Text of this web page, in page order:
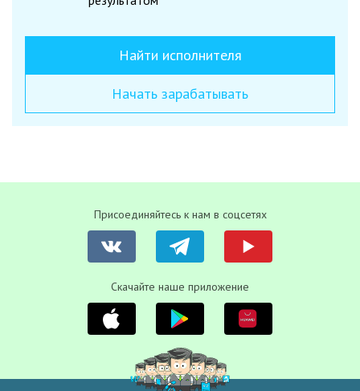
Найти исполнителя
Начать зарабатывать
Присоединяйтесь к нам в соцсетях
Скачайте наше приложение